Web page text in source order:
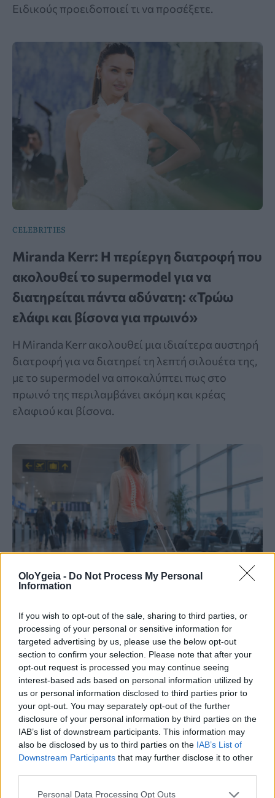
OloYgeia - Do Not Process My Personal
Information
If you wish to opt-out of the sale, sharing to third parties, or
processing of your personal or sensitive information for
targeted advertising by us, please use the below opt-out
section to confirm your selection. Please note that after your
opt-out request is processed you may continue seeing
interest-based ads based on personal information utilized by
us or personal information disclosed to third parties prior to
your opt-out. You may separately opt-out of the further
disclosure of your personal information by third parties on the
IAB’s list of downstream participants. This information may
also be disclosed by us to third parties on the IAB’s List of
Downstream Participants that may further disclose it to other
Personal Data Processing Opt Outs
Ειδικούς προειδοποιεί τι να προσέξετε.
CELEBRITIES
Miranda Kerr: Η περίεργη διατροφή που
ακολουθεί το supermodel για να
διατηρείται πάντα αδύνατη: «Τρώω
ελάφι και βίσονα για πρωινό»
Η Miranda Kerr ακολουθεί μια ιδιαίτερα αυστηρή
διατροφή για να διατηρεί τη λεπτή σιλουέτα της,
με το supermodel να αποκαλύπτει πως στο
πρωινό της περιλαμβάνει ακόμη και κρέας
ελαφιού και βίσονα.
ΠΡΟΣΟΧΗ
Σοκαριστική φωτογραφία δείχνει τι
συμβαίνει στο σώμα μας όταν σέρνουμε
τη βαλίτσα – Η προειδοποίηση των
ειδικών
Σοκαριστική φωτογραφία δείχνει τι συμβαίνει
στο σώμα σας όταν σέρνετε τη βαλίτσα πίσω σας
– Η προειδοποίηση των ειδικών για τη στάση του